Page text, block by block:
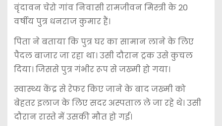
वृंदावन चेरो गांव निवासी रामजीवन मिस्त्री के 20
वर्षीय पुत्र धनराज कुमार हैं।
पिता ने बताया कि पुत्र घर का सामान लाने के लिए
पैदल बाजार जा रहा था। उसी दौरान ट्रक उसे कुचल
दिया। जिससे पुत्र गंभीर रूप से जख्मी हो गया।
स्वास्थ्य केंद्र से रेफर किए जाने के बाद जख्मी को
बेहतर इलाज के लिए सदर अस्पताल ले जा रहे थे। उसी
दौरान रास्ते में उसकी मौत हो गई।